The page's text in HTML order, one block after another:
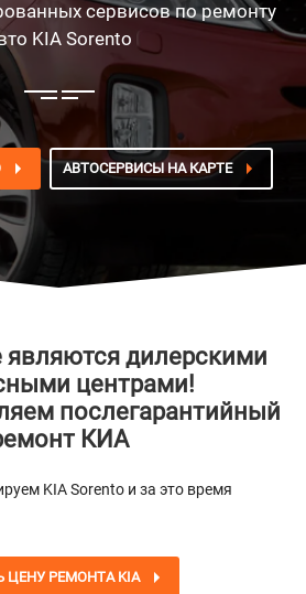
сервисов по ремонту
KIA Sorento
АВТОСЕРВИСЫ НА КАРТЕ
дилерскими
центрами!
послегарантийный
КИА
KIA Sorento и за это время
ЦЕНУ РЕМОНТА KIA